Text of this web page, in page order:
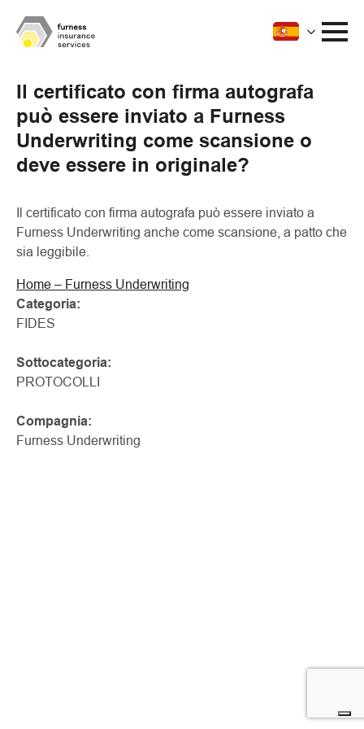
Il certificato con firma autografa
può essere inviato a Furness
Underwriting come scansione o
deve essere in originale?
Il certificato con firma autografa può essere inviato a
Furness Underwriting anche come scansione, a patto che
sia leggibile.
Home – Furness Underwriting
Categoria:
FIDES
Sottocategoria:
PROTOCOLLI
Compagnia:
Furness Underwriting